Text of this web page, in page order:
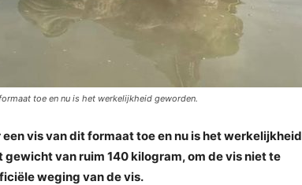
toe en nu is het werkelijkheid geworden.
vis van dit formaat toe en nu is het werkelijkheid
van ruim 140 kilogram, om de vis niet te
weging van de vis.